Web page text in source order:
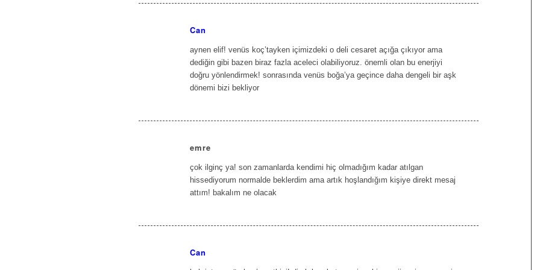
Can
aynen elif! venüs koç’tayken içimizdeki o deli cesaret açığa çıkıyor ama
dediğin gibi bazen biraz fazla aceleci olabiliyoruz. önemli olan bu enerjiyi
doğru yönlendirmek! sonrasında venüs boğa’ya geçince daha dengeli bir aşk
dönemi bizi bekliyor
emre
çok ilginç ya! son zamanlarda kendimi hiç olmadığım kadar atılgan
hissediyorum normalde beklerdim ama artık hoşlandığım kişiye direkt mesaj
attım! bakalım ne olacak
Can